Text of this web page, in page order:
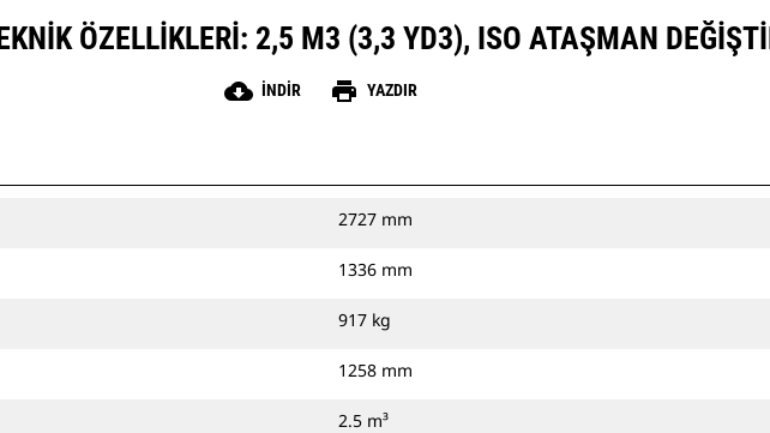
ÖZELLIKLERI: 2,5 M3 (3,3 YD3), ISO ATAŞMAN
cloud_download İNDIR print YAZDIR
2727 mm
1336 mm
917 kg
1258 mm
2.5 m³